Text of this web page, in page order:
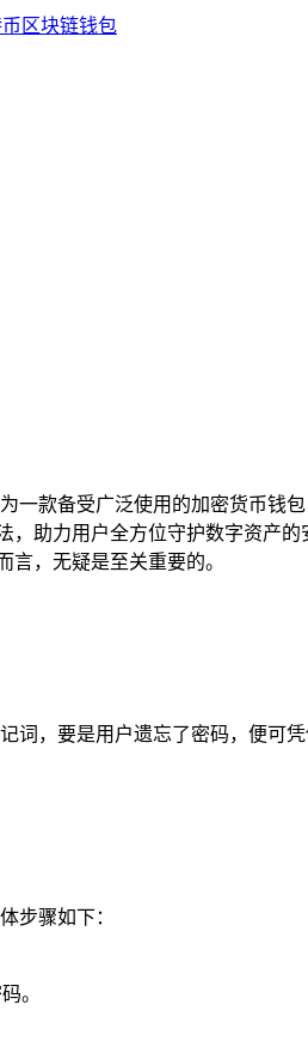
款备受广泛使用的加密货币钱
，助力用户全方位守护数字资产
，无疑是至关重要的。
词，要是用户遗忘了密码，便可
步骤如下：
。